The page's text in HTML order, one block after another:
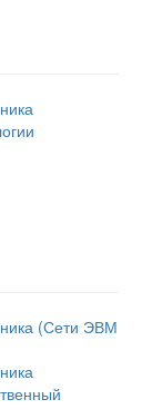
(Сети ЭВМ